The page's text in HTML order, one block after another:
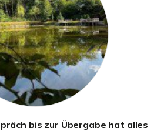
bis zur Übergabe hat alles